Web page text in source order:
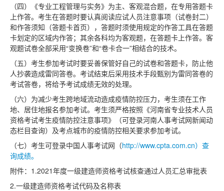
（四）《专业工程管理与实务》为主、客观混合题，在专用答题卡
上作答。考生在答题时要认真阅读应试人员注意事项（试卷封二）
和作答须知（答题卡首页），答题时须使用规定的作答工具在答题
卡划定的区域内作答；其余各科均为客观题，在答题卡上作答。客
观题试卷全部采用“变换卷”和“卷卡合一”相结合的技术。
（五）考生参加考试时要妥善保管好自己的试卷和答题卡，防止他
人抄袭造成雷同答卷。考试结束后采用技术手段甄别为雷同答卷的
考试答卷，将给予考试成绩无效的处理。
（六）为减少考生跨地域流动造成疫情防控压力，考生须在工作
地、居住地报名参加考试。考生须严格按照《河南省专业技术人员
资格考试考生疫情防控注意事项》（可登录河南人事考试网新闻动
态栏目查询）及考点城市的疫情防控相关要求参加考试。
（七）考生可登录中国人事考试网（http://www.cpta.com.cn）查
询成绩。
附件：1.2021年度一级建造师资格考试核查通过人员汇总审批表
2.一级建造师资格考试代码及名称表